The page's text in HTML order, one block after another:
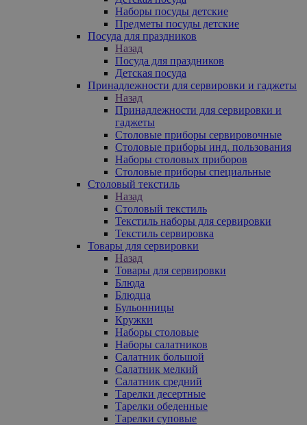
Наборы посуды детские
Предметы посуды детские
Посуда для праздников
Назад
Посуда для праздников
Детская посуда
Принадлежности для сервировки и гаджеты
Назад
Принадлежности для сервировки и
гаджеты
Столовые приборы сервировочные
Столовые приборы инд. пользования
Наборы столовых приборов
Столовые приборы специальные
Столовый текстиль
Назад
Столовый текстиль
Текстиль наборы для сервировки
Текстиль сервировка
Товары для сервировки
Назад
Товары для сервировки
Блюда
Блюдца
Бульонницы
Кружки
Наборы столовые
Наборы салатников
Салатник большой
Салатник мелкий
Салатник средний
Тарелки десертные
Тарелки обеденные
Тарелки суповые